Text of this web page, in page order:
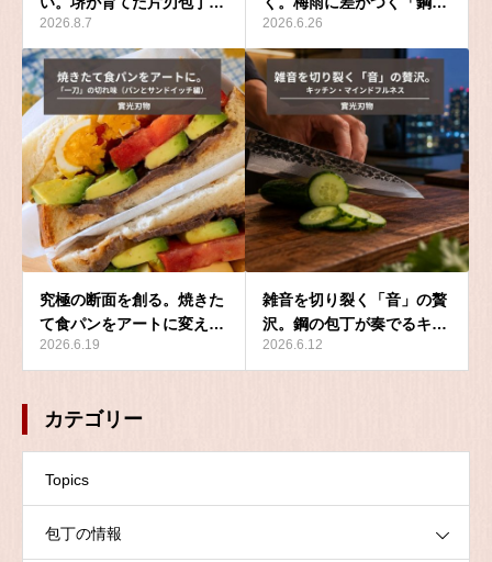
2026.8.7 2026.6.26
究極の断面を創る。焼きた
て食パンをアートに変え…
2026.6.19
雑音を切り裂く「音」の贅
沢。鋼の包丁が奏でるキ…
2026.6.12
カテゴリー
Topics
包丁の情報